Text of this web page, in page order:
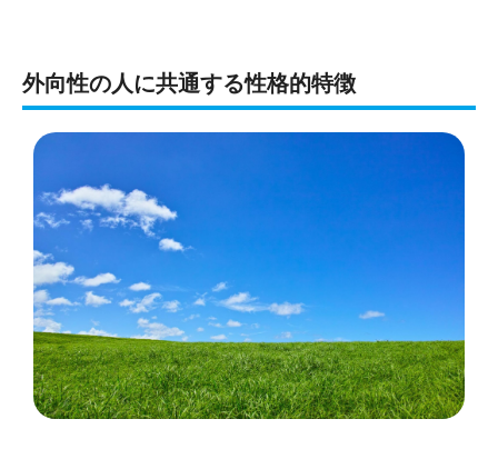
外向性の人に共通する性格的特徴